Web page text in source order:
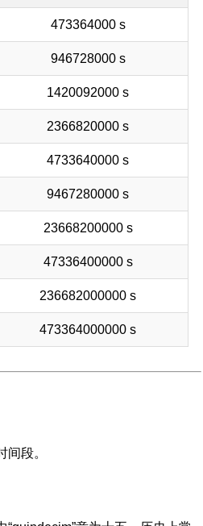
473364000 s
946728000 s
1420092000 s
2366820000 s
4733640000 s
9467280000 s
23668200000 s
47336400000 s
236682000000 s
473364000000 s
段。